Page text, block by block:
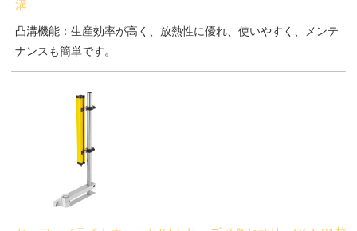
溝
凸溝機能：生産効率が高く、放熱性に優れ、使いやすく、メンテ
ナンスも簡単です。